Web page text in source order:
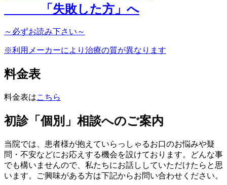
「 失敗した方 」へ
～ 必ずお読み下さい～
※利用メーカーにより治療の質が異なります
料金表
料金表はこちら
初診「個別」相談へのご案内
当院では、患者様が抱えていらっしゃるお口のお悩みや疑
問・不安などにお応えする機会を設けております。どんな事
でも構いませんので、私たちにお話ししていただけたらと思
います。ご興味がある方は下記からお問い合わせください。